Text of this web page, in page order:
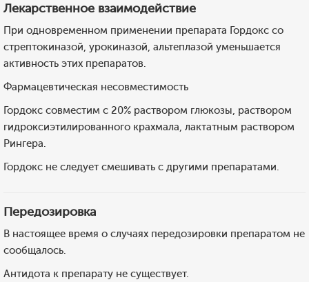
Лекарственное взаимодействие
При одновременном применении препарата Гордокс со
стрептокиназой, урокиназой, альтеплазой уменьшается
активность этих препаратов.
Фармацевтическая несовместимость
Гордокс совместим с 20% раствором глюкозы, раствором
гидроксиэтилированного крахмала, лактатным раствором
Рингера.
Гордокс не следует смешивать с другими препаратами.
Передозировка
В настоящее время о случаях передозировки препаратом не
сообщалось.
Антидота к препарату не существует.